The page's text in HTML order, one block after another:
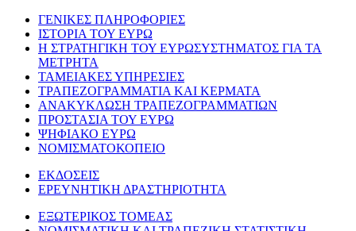
ΓΕΝΙΚΕΣ ΠΛΗΡΟΦΟΡΙΕΣ
ΙΣΤΟΡΙΑ ΤΟΥ ΕΥΡΩ
Η ΣΤΡΑΤΗΓΙΚΗ ΤΟΥ ΕΥΡΩΣΥΣΤΗΜΑΤΟΣ ΓΙΑ ΤΑ
ΜΕΤΡΗΤΑ
ΤΑΜΕΙΑΚΕΣ ΥΠΗΡΕΣΙΕΣ
ΤΡΑΠΕΖΟΓΡΑΜΜΑΤΙΑ ΚΑΙ ΚΕΡΜΑΤΑ
ΑΝΑΚΥΚΛΩΣΗ ΤΡΑΠΕΖΟΓΡΑΜΜΑΤΙΩΝ
ΠΡΟΣΤΑΣΙΑ ΤΟΥ ΕΥΡΩ
ΨΗΦΙΑΚΟ ΕΥΡΩ
ΝΟΜΙΣΜΑΤΟΚΟΠΕΙΟ
ΕΚΔΟΣΕΙΣ
ΕΡΕΥΝΗΤΙΚΗ ΔΡΑΣΤΗΡΙΟΤΗΤΑ
ΕΞΩΤΕΡΙΚΟΣ ΤΟΜΕΑΣ